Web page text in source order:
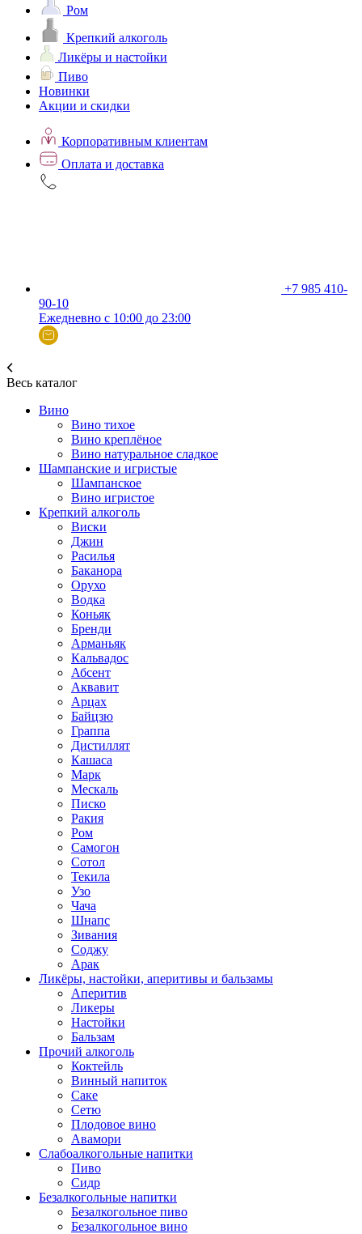
Ром
Крепкий алкоголь
Ликёры и настойки
Пиво
Новинки
Акции и скидки
Корпоративным клиентам
Оплата и доставка
+7 985 410-
90-10
Ежедневно с 10:00 до 23:00
Весь каталог
Вино
Вино тихое
Вино креплёное
Вино натуральное сладкое
Шампанские и игристые
Шампанское
Вино игристое
Крепкий алкоголь
Виски
Джин
Расилья
Баканора
Орухо
Водка
Коньяк
Бренди
Арманьяк
Кальвадос
Абсент
Аквавит
Арцах
Байцзю
Граппа
Дистиллят
Кашаса
Марк
Мескаль
Писко
Ракия
Ром
Самогон
Сотол
Текила
Узо
Чача
Шнапс
Зивания
Соджу
Арак
Ликёры, настойки, аперитивы и бальзамы
Аперитив
Ликеры
Настойки
Бальзам
Прочий алкоголь
Коктейль
Винный напиток
Саке
Сетю
Плодовое вино
Авамори
Слабоалкогольные напитки
Пиво
Сидр
Безалкогольные напитки
Безалкогольное пиво
Безалкогольное вино